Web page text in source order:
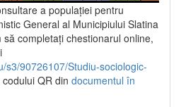
a populaţiei pentru
General al Municipiului Slatina
completați chestionarul online,
s3/90726107/Studiu-sociologic-
QR din documentul în